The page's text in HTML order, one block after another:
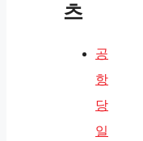
츠
공
항
당
일